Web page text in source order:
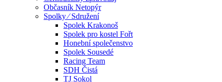
Občasník Netopýr
Spolky ⁄ Sdružení
Spolek Krakonoš
Spolek pro kostel Fořt
Honební společenstvo
Spolek Sousedé
Racing Team
SDH Čistá
TJ Sokol